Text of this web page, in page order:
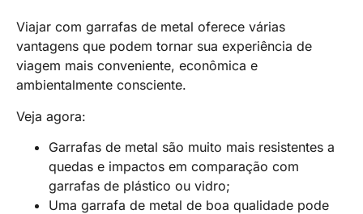
Viajar com garrafas de metal oferece várias
vantagens que podem tornar sua experiência de
viagem mais conveniente, econômica e
ambientalmente consciente.
Veja agora:
Garrafas de metal são muito mais resistentes a
quedas e impactos em comparação com
garrafas de plástico ou vidro;
Uma garrafa de metal de boa qualidade pode